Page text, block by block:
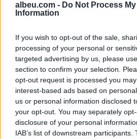
albeu.com - Do Not Process
Information
If you wish to opt-out of the sale,
processing of your personal or
targeted advertising by us, please
section to confirm your selection.
opt-out request is processed you
interest-based ads based on
us or personal information disclosed
your opt-out. You may separately
disclosure of your personal
IAB’s list of downstream
Shtuarmë 5.07.2024 10:18